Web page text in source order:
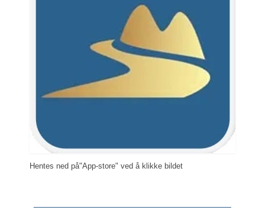
Hentes ned på"App-store" ved å klikke bildet